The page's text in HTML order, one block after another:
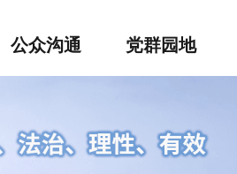
公众沟通 党群园地